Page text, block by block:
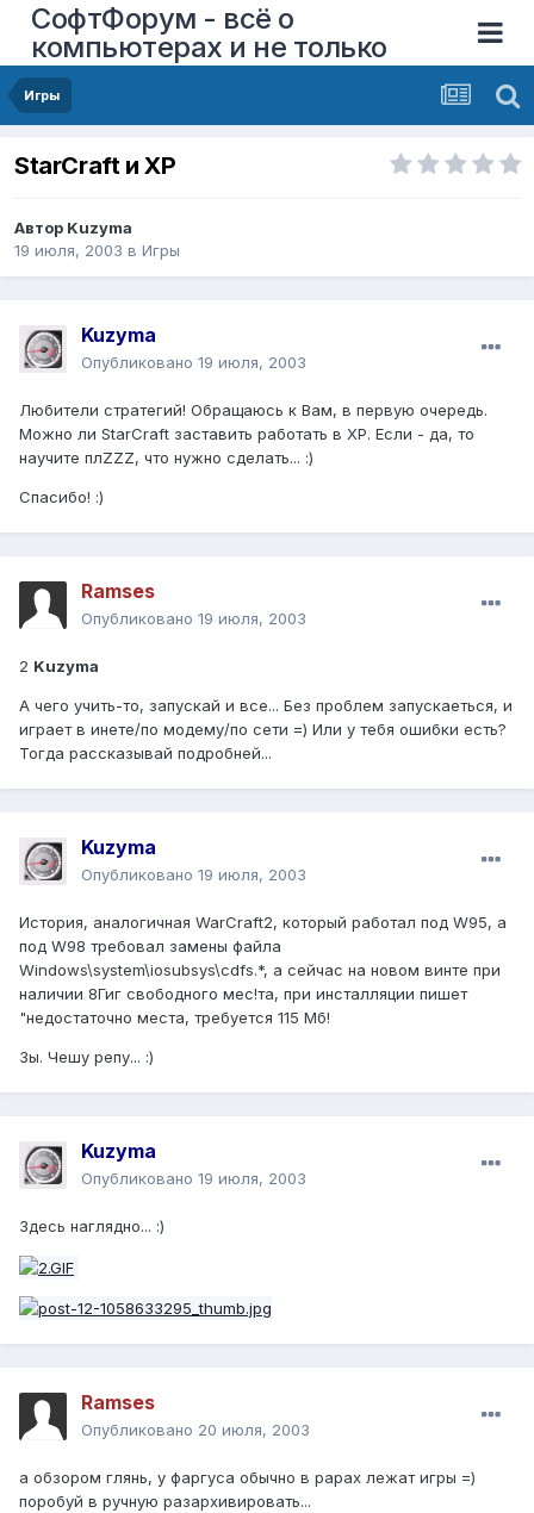
СофтФорум - всё о
компьютерах и не только
Игры
StarCraft и XP
Автор Kuzyma
19 июля, 2003 в Игры
Kuzyma
Опубликовано 19 июля, 2003
Любители стратегий! Обращаюсь к Вам, в первую очередь.
Можно ли StarCraft заставить работать в XP. Если - да, то
научите плZZZ, что нужно сделать... :)
Спасибо! :)
Ramses
Опубликовано 19 июля, 2003
2 Kuzyma
А чего учить-то, запускай и все... Без проблем запускаеться, и
играет в инете/по модему/по сети =) Или у тебя ошибки есть?
Тогда рассказывай подробней...
Kuzyma
Опубликовано 19 июля, 2003
История, аналогичная WarCraft2, который работал под W95, а
под W98 требовал замены файла
Windows\system\iosubsys\cdfs.*, а сейчас на новом винте при
наличии 8Гиг свободного мес!та, при инсталляции пишет
"недостаточно места, требуется 115 Мб!
Зы. Чешу репу... :)
Kuzyma
Опубликовано 19 июля, 2003
Здесь наглядно... :)
Ramses
Опубликовано 20 июля, 2003
а обзором глянь, у фаргуса обычно в рарах лежат игры =)
поробуй в ручную разархивировать...